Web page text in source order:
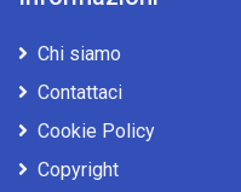
Chi siamo
Contattaci
Cookie Policy
Copyright